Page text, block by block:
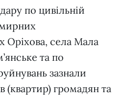
по цивільній
мирних
Оріхова, села Мала
та по
зазнали
(квартир) громадян та